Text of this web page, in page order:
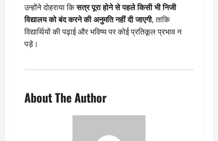
उन्होंने दोहराया किसत्र पूरा होने से पहले किसी भी निजी
विद्यालय को बंद करने की अनुमति नहीं दी जाएगी, ताकि
विद्यार्थियों की पढ़ाई और भविष्य पर कोई प्रतिकूल प्रभाव न
पड़े।
About The Author